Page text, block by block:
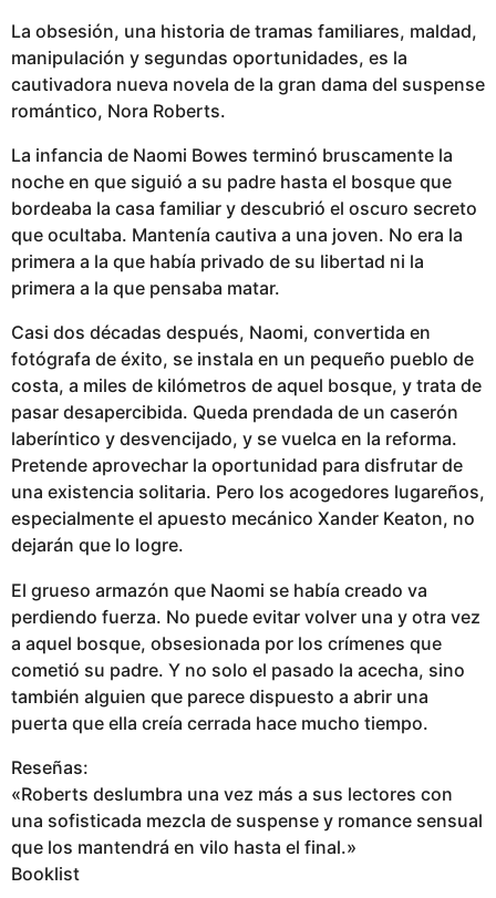
La obsesión, una historia de tramas familiares, maldad,
manipulación y segundas oportunidades, es la
cautivadora nueva novela de la gran dama del suspense
romántico, Nora Roberts.
La infancia de Naomi Bowes terminó bruscamente la
noche en que siguió a su padre hasta el bosque que
bordeaba la casa familiar y descubrió el oscuro secreto
que ocultaba. Mantenía cautiva a una joven. No era la
primera a la que había privado de su libertad ni la
primera a la que pensaba matar.
Casi dos décadas después, Naomi, convertida en
fotógrafa de éxito, se instala en un pequeño pueblo de
costa, a miles de kilómetros de aquel bosque, y trata de
pasar desapercibida. Queda prendada de un caserón
laberíntico y desvencijado, y se vuelca en la reforma.
Pretende aprovechar la oportunidad para disfrutar de
una existencia solitaria. Pero los acogedores lugareños,
especialmente el apuesto mecánico Xander Keaton, no
dejarán que lo logre.
El grueso armazón que Naomi se había creado va
perdiendo fuerza. No puede evitar volver una y otra vez
a aquel bosque, obsesionada por los crímenes que
cometió su padre. Y no solo el pasado la acecha, sino
también alguien que parece dispuesto a abrir una
puerta que ella creía cerrada hace mucho tiempo.
Reseñas:
«Roberts deslumbra una vez más a sus lectores con
una sofisticada mezcla de suspense y romance sensual
que los mantendrá en vilo hasta el final.»
Booklist